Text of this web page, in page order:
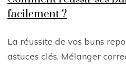
facilement ?
La réussite de vos buns
astuces clés. Mélanger